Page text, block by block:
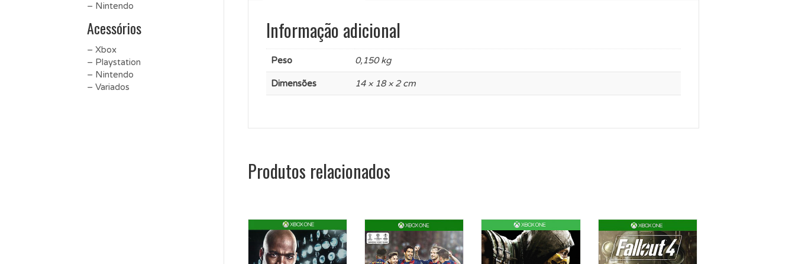
Informação adicional
Peso 0,150 kg
Dimensões 14 × 18 × 2 cm
Produtos relacionados
– Nintendo
Acessórios
– Xbox
– Playstation
– Nintendo
– Variados